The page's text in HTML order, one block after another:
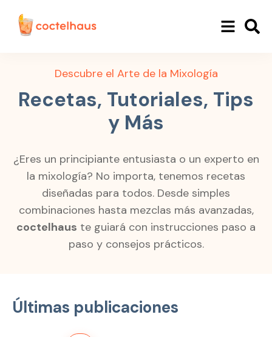
Descubre el Arte de la Mixología
Recetas, Tutoriales, Tips
y Más
¿Eres un principiante entusiasta o un experto en
la mixología? No importa, tenemos recetas
diseñadas para todos. Desde simples
combinaciones hasta mezclas más avanzadas,
coctelhaus te guiará con instrucciones paso a
paso y consejos prácticos.
Últimas publicaciones